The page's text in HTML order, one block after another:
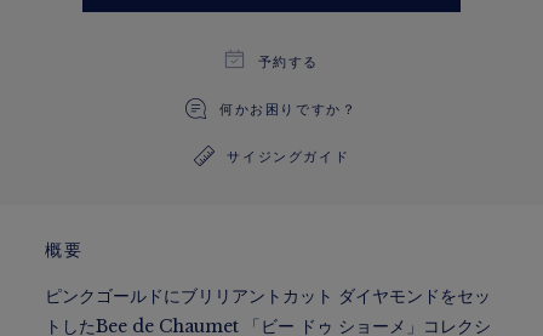
予約する
何かお困りですか？
サイジングガイド
概要
ピンクゴールドにブリリアントカット ダイヤモンドをセッ
トしたBee de Chaumet 「ビー ドゥ ショーメ」コレクシ